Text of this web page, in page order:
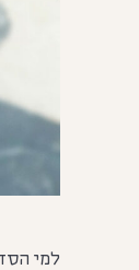
למי